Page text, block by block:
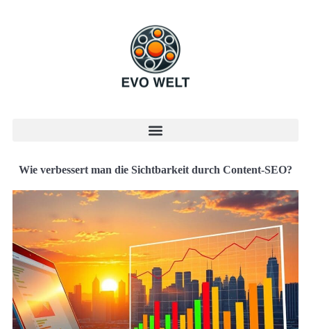
Wie verbessert man die Sichtbarkeit durch Content-SEO?